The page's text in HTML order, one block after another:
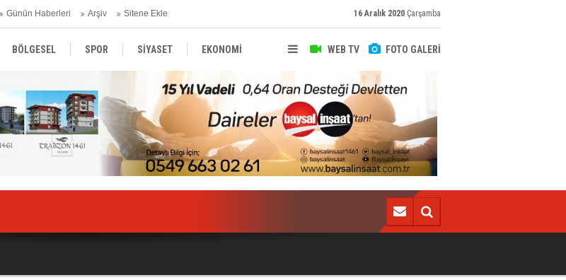
Günün Haberleri Arşiv Sitene Ekle 16 Aralık 2020 Çarşamba
WEB TV FOTO GALERİ
BÖLGESEL SPOR SİYASET EKONOMİ
SAĞLIK MAGAZİN BİLİM - TEKNOLOJİ
Trabzonspor-Rizespor maçının hakemi belli oldu!